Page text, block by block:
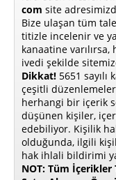
com site
Bize ulaşan tüm
titizle incelenir ve
kanaatine
ivedi şekilde
Dikkat! 5651 sayılı
çeşitli
herhangi bir içerik
düşünen kişiler,
edebiliyor. Kişilik
olduğunda, ilgili
hak ihlali bildirimi
NOT: Tüm İçerikler